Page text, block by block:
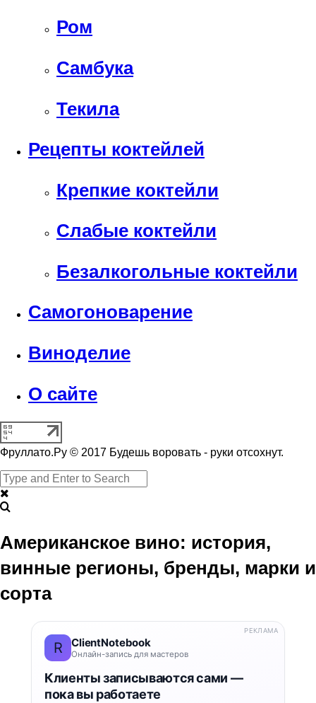
Ром
Самбука
Текила
Рецепты коктейлей
Крепкие коктейли
Слабые коктейли
Безалкогольные коктейли
Самогоноварение
Виноделие
О сайте
Фруллато.Ру © 2017 Будешь воровать - руки отсохнут.
Американское вино: история,
винные регионы, бренды, марки и
сорта
R ClientNotebook
Онлайн-запись для мастеров
Клиенты записываются сами —
пока вы работаете
РЕКЛАМА